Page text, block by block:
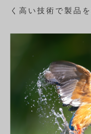
く高い技術で製品